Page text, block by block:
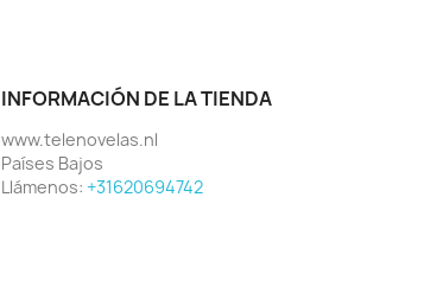
INFORMACIÓN DE LA TIENDA
www.telenovelas.nl
Países Bajos
Llámenos: +31620694742